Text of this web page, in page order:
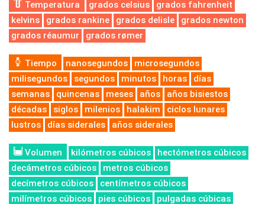
Temperatura grados celsius
grados fahrenheit
kelvins
grados rankine grados delisle
grados newton
grados réaumur
grados rømer
Tiempo nanosegundos
microsegundos
milisegundos
segundos minutos horas
días
semanas
quincenas meses años
años bisiestos
décadas
siglos milenios halakim
ciclos lunares
lustros
días siderales años siderales
Volumen kilómetros cúbicos
hectómetros cúbicos
decámetros cúbicos
metros cúbicos
decímetros cúbicos
centímetros cúbicos
milímetros cúbicos
pies cúbicos
pulgadas cúbicas